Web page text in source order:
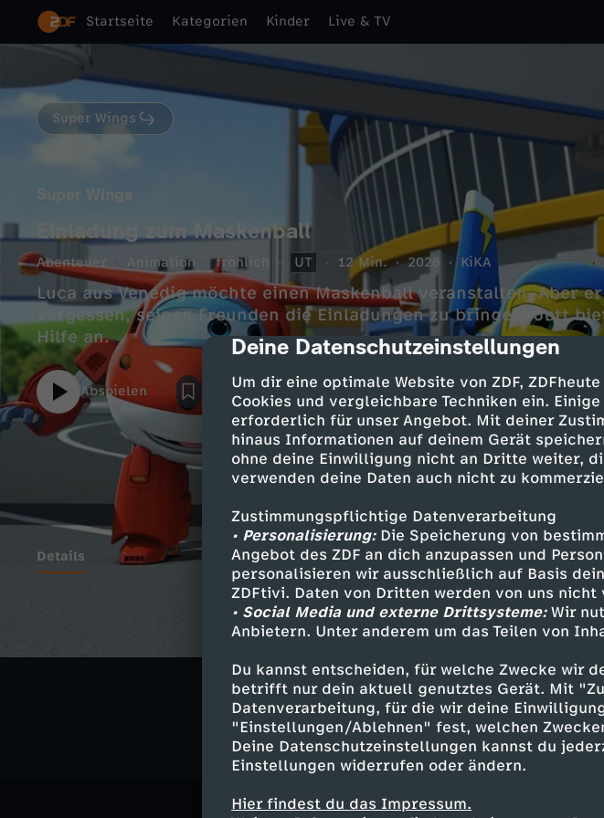
cmp-dialog-description
Deine Datenschutzeinstellungen
Um dir eine optimale Website von ZDF,
Cookies und vergleichbare Techniken ein.
erforderlich für unser Angebot. Mit deiner
hinaus Informationen auf deinem Gerät
ohne deine Einwilligung nicht an Dritte weiter,
verwenden deine Daten auch nicht zu
Zustimmungspflichtige Datenverarbeitung
• Personalisierung:Die Speicherung von
Angebot des ZDF an dich anzupassen und
personalisieren wir ausschließlich auf Basis
ZDFtivi. Daten von Dritten werden von uns nicht
• Social Media und externe Drittsysteme:Wir
Anbietern. Unter anderem um das Teilen von
Du kannst entscheiden, für welche Zwecke wir
betrifft nur dein aktuell genutztes Gerät. Mit
Datenverarbeitung, für die wir deine
"Einstellungen/Ablehnen" fest, welchen
Deine Datenschutzeinstellungen kannst du
Einstellungen widerrufen oder ändern.
Hier findest du das Impressum.
Startseite Kategorien Kinder Live & TV
Super Wings
Super Wings
Einladung zum Maskenball
Abenteuer Animation fröhlich UT 12 Min. 2026 KiKA
Luca aus Venedig möchte einen Maskenball veranstalten. Aber
vergessen, seinen Freunden die Einladungen zu bringen. Jett
Hilfe an.
Abspielen
Details
Ähnliche Inhalte entdecken
Abenteuer Animation fröhlich